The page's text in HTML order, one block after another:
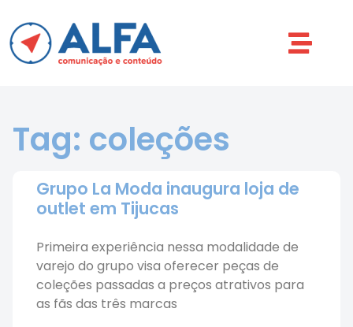
Tag: coleções
Grupo La Moda inaugura loja de
outlet em Tijucas
Primeira experiência nessa modalidade de
varejo do grupo visa oferecer peças de
coleções passadas a preços atrativos para
as fãs das três marcas